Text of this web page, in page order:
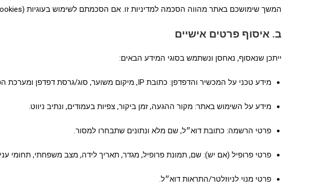
המשך שימושכם באתר מהווה הסכמה למדיניות זו. אם הסכמתם לשימוש בעוגיות (Cookies) בעת ביקורכם הראשון, נוכל להשתמש בעוגיות בכל ביקור עתידי.
ב. איסוף פרטים אישיים
ייתכן שנאסוף, נאחסן ונשתמש בסוגי המידע הבאים:
מידע טכני על המכשיר והדפדפן: כתובת IP, מיקום משוער, סוג/גרסת דפדפן ומערכת הפעלה.
מידע על השימוש באתר: מקור ההגעה, זמן ביקור, צפיות בעמודים, ונתיב ניווט.
פרטי הרשמה: כתובת דוא״ל, שם מלא ונתונים שתבחרו למסור.
פרטי פרופיל (אם יש): שם, תמונת פרופיל, מגדר, תאריך לידה, מצב משפחתי, תחומי
פרטי מנוי לניוזלטר/התראות דוא״ל.